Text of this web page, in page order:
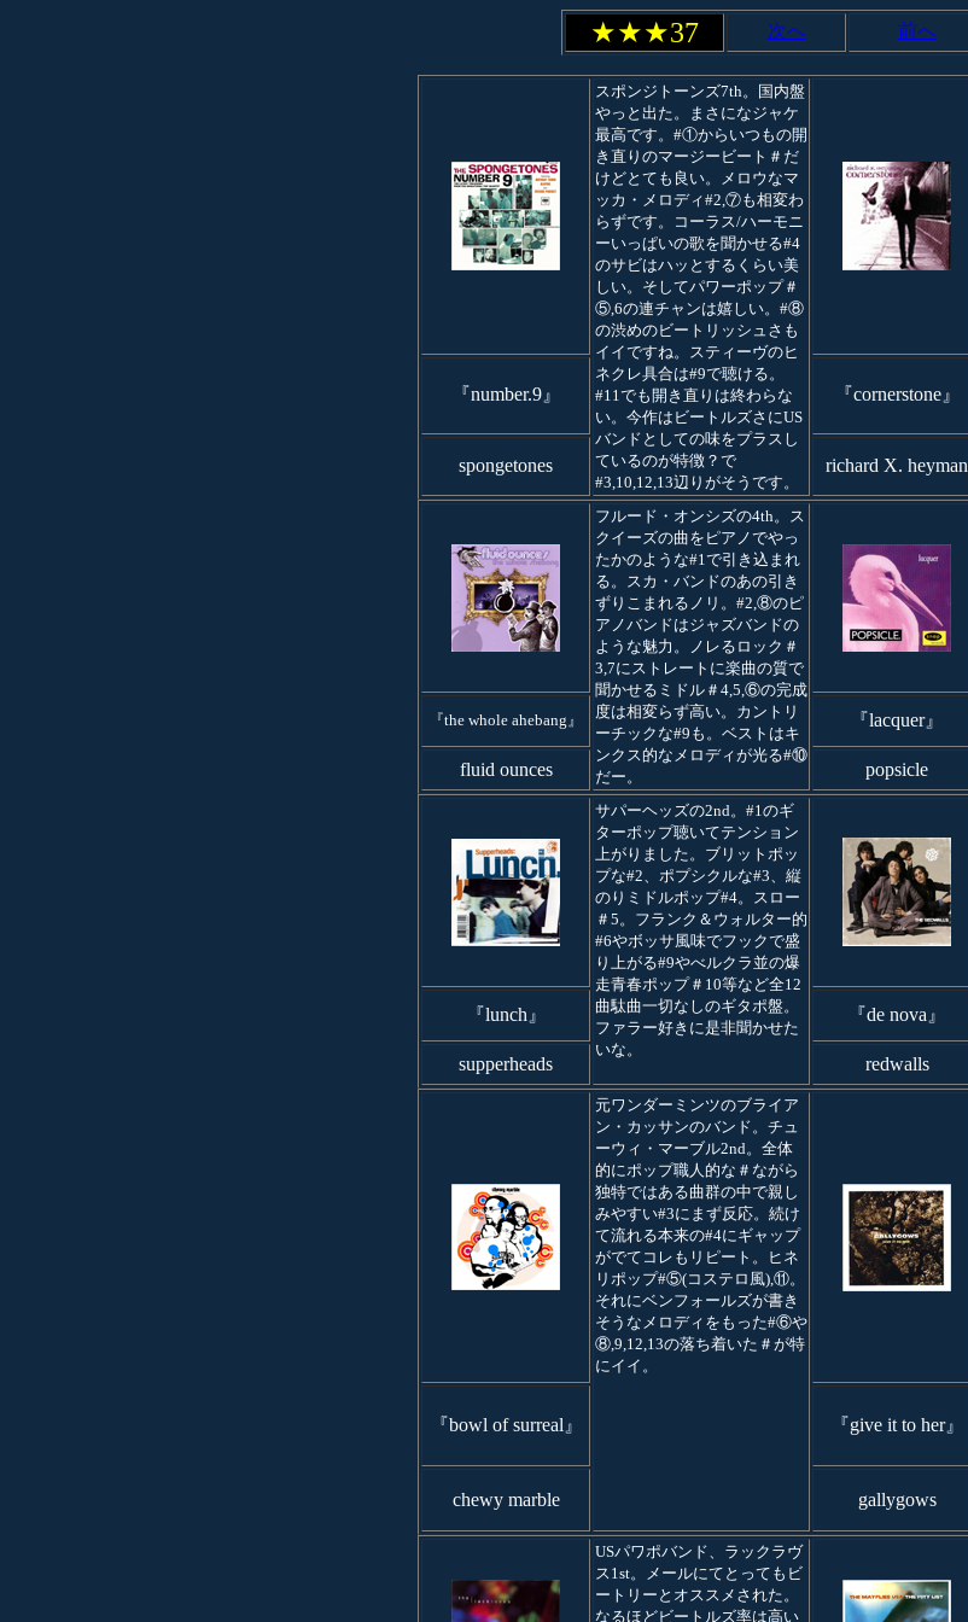
★★★37 次へ 前へ
スポンジトーンズ7th。国内盤
やっと出た。まさになジャケ
最高です。#①からいつもの開
き直りのマージービート＃だ
けどとても良い。メロウなマ
ッカ・メロディ#2,⑦も相変わ
らずです。コーラス/ハーモニ
ーいっぱいの歌を聞かせる#4
のサビはハッとするくらい美
しい。そしてパワーポップ＃
⑤,6の連チャンは嬉しい。#⑧
の渋めのビートリッシュさも
イイですね。スティーヴのヒ
ネクレ具合は#9で聴ける。
#11でも開き直りは終わらな
い。今作はビートルズさにUS
バンドとしての味をプラスし
ているのが特徴？で
#3,10,12,13辺りがそうです。
『number.9』 『cornerstone』
spongetones richard X. heyman
フルード・オンシズの4th。ス
クイーズの曲をピアノでやっ
たかのような#1で引き込まれ
る。スカ・バンドのあの引き
ずりこまれるノリ。#2,⑧のピ
アノバンドはジャズバンドの
ような魅力。ノレるロック＃
3,7にストレートに楽曲の質で
聞かせるミドル＃4,5,⑥の完成
度は相変らず高い。カントリ
ーチックな#9も。ベストはキ
ンクス的なメロディが光る#⑩
だー。
『the whole ahebang』 『lacquer』
fluid ounces popsicle
サパーヘッズの2nd。#1のギ
ターポップ聴いてテンション
上がりました。ブリットポッ
プな#2、ポプシクルな#3、縦
のりミドルポップ#4。スロー
＃5。フランク＆ウォルター的
#6やボッサ風味でフックで盛
り上がる#9やべルクラ並の爆
走青春ポップ＃10等など全12
曲駄曲一切なしのギタポ盤。
ファラー好きに是非聞かせた
いな。
『lunch』 『de nova』
supperheads redwalls
元ワンダーミンツのブライア
ン・カッサンのバンド。チュ
ーウィ・マーブル2nd。全体
的にポップ職人的な＃ながら
独特ではある曲群の中で親し
みやすい#3にまず反応。続け
て流れる本来の#4にギャップ
がでてコレもリピート。ヒネ
リポップ#⑤(コステロ風),⑪。
それにベンフォールズが書き
そうなメロディをもった#⑥や
⑧,9,12,13の落ち着いた＃が特
にイイ。
『bowl of surreal』 『give it to her』
chewy marble gallygows
USパワポバンド、ラックラヴ
ス1st。メールにてとってもビ
ートリーとオススメされた。
なるほどビートルズ率は高い